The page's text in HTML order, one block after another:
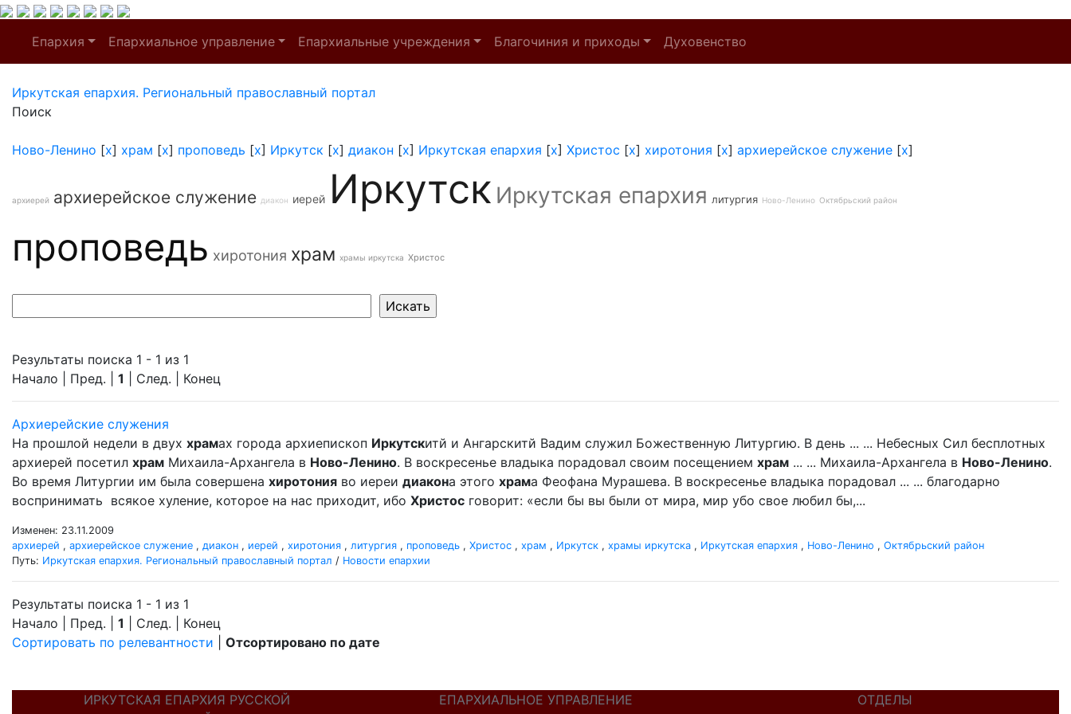
Епархия Епархиальное управление Епархиальные учреждения Благочиния и приходы Духовенство
Иркутская епархия. Региональный православный портал
Поиск
Ново-Ленино [x] храм [x] проповедь [x] Иркутск [x] диакон [x] Иркутская епархия [x] Христос [x] хиротония [x] архиерейское служение [x]
архиерей архиерейское служение диакон иерей Иркутск Иркутская епархия литургия Ново-Ленино Октябрьский район
проповедь хиротония храм храмы иркутска Христос
Результаты поиска 1 - 1 из 1
Начало | Пред. | 1 | След. | Конец
Архиерейские служения
На прошлой недели в двух храмах города архиепископ Иркутскитй и Ангарскитй Вадим служил Божественную Литургию. В день ... ... Небесных Сил бесплотных
архиерей посетил храм Михаила-Архангела в Ново-Ленино. В воскресенье владыка порадовал своим посещением храм ... ... Михаила-Архангела в Ново-Ленино.
Во время Литургии им была совершена хиротония во иереи диакона этого храма Феофана Мурашева. В воскресенье владыка порадовал ... ... благодарно
воспринимать всякое хуление, которое на нас приходит, ибо Христос говорит: «если бы вы были от мира, мир убо свое любил бы,...
Изменен: 23.11.2009
архиерей , архиерейское служение , диакон , иерей , хиротония , литургия , проповедь , Христос , храм , Иркутск , храмы иркутска , Иркутская епархия , Ново-Ленино , Октябрьский район
Путь: Иркутская епархия. Региональный православный портал / Новости епархии
Результаты поиска 1 - 1 из 1
Начало | Пред. | 1 | След. | Конец
Сортировать по релевантности
Отсортировано по дате
ИРКУТСКАЯ ЕПАРХИЯ РУССКОЙ
ЕПАРХИАЛЬНОЕ УПРАВЛЕНИЕ ОТДЕЛЫ